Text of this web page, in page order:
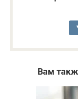
Вам